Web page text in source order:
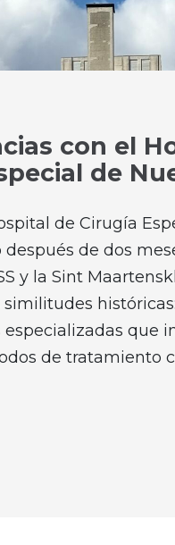
con el
de
de Cirugía
de dos
y la Sint
que
de tratamiento